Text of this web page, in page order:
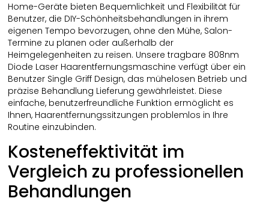
Home-Geräte bieten Bequemlichkeit und Flexibilität für
Benutzer, die DIY-Schönheitsbehandlungen in ihrem
eigenen Tempo bevorzugen, ohne den Mühe, Salon-
Termine zu planen oder außerhalb der
Heimgelegenheiten zu reisen. Unsere tragbare 808nm
Diode Laser Haarentfernungsmaschine verfügt über ein
Benutzer Single Griff Design, das mühelosen Betrieb und
präzise Behandlung Lieferung gewährleistet. Diese
einfache, benutzerfreundliche Funktion ermöglicht es
Ihnen, Haarentfernungssitzungen problemlos in Ihre
Routine einzubinden.
Kosteneffektivität im
Vergleich zu professionellen
Behandlungen